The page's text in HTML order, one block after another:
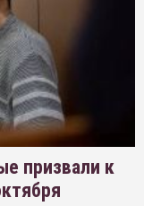
призвали к